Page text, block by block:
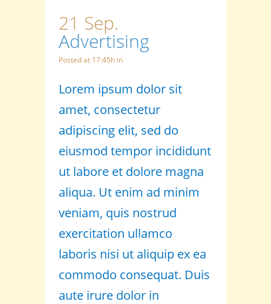
21 Sep.
Advertising
Posted at 17:45h in
Lorem ipsum dolor sit
amet, consectetur
adipiscing elit, sed do
eiusmod tempor incididunt
ut labore et dolore magna
aliqua. Ut enim ad minim
veniam, quis nostrud
exercitation ullamco
laboris nisi ut aliquip ex ea
commodo consequat. Duis
aute irure dolor in